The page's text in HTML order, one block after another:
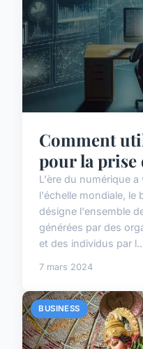
Comment
pour la prise
L'ère du numérique
l'échelle mondiale, le
désigne l'ensemble
générées par des
et des individus par
7 mars 2024
BUSINESS